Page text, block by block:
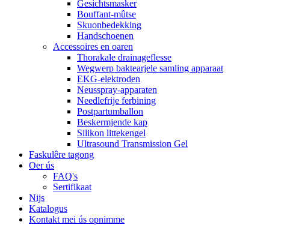
Gesichtsmasker
Bouffant-mûtse
Skuonbedekking
Handschoenen
Accessoires en oaren
Thorakale drainageflesse
Wegwerp baktearjele samling apparaat
EKG-elektroden
Neusspray-apparaten
Needlefrije ferbining
Postpartumballon
Beskermjende kap
Silikon littekengel
Ultrasound Transmission Gel
Faskulêre tagong
Oer ús
FAQ's
Sertifikaat
Nijs
Katalogus
Kontakt mei ús opnimme